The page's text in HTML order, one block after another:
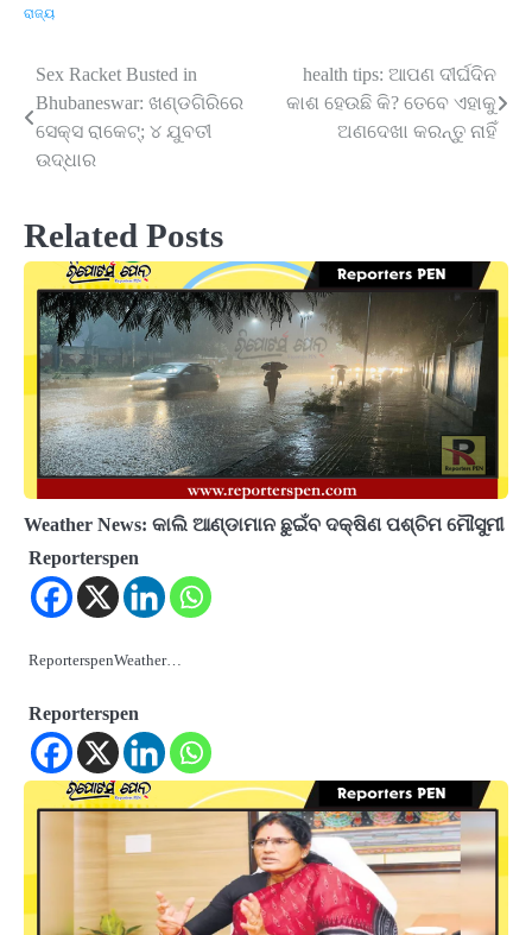
ରାଜ୍ୟ
Post
navigation
Sex Racket Busted in
Bhubaneswar: ଖଣ୍ଡଗିରିରେ
ସେକ୍ସ ରାକେଟ୍‌; ୪ ଯୁବତୀ
ଉଦ୍ଧାର
health tips: ଆପଣ ଦୀର୍ଘଦିନ
କାଶ ହେଉଛି କି? ତେବେ ଏହାକୁ
ଅଣଦେଖା କରନ୍ତୁ ନାହିଁ
Related Posts
Weather News: କାଲି ଆଣ୍ଡାମାନ ଛୁଇଁବ ଦକ୍ଷିଣ ପଶ୍ଚିମ ମୌସୁମୀ
Reporterspen
ReporterspenWeather…
Reporterspen